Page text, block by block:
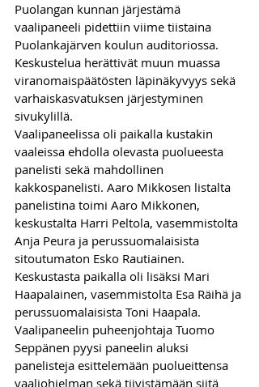
Puolangan kunnan järjestämä
vaalipaneeli pidettiin viime tiistaina
Puolankajärven koulun auditoriossa.
Keskustelua herättivät muun muassa
viranomaispäätösten läpinäkyvyys sekä
varhaiskasvatuksen järjestyminen
sivukylillä.
Vaalipaneelissa oli paikalla kustakin
vaaleissa ehdolla olevasta puolueesta
panelisti sekä mahdollinen
kakkospanelisti. Aaro Mikkosen listalta
panelistina toimi Aaro Mikkonen,
keskustalta Harri Peltola, vasemmistolta
Anja Peura ja perussuomalaisista
sitoutumaton Esko Rautiainen.
Keskustasta paikalla oli lisäksi Mari
Haapalainen, vasemmistolta Esa Räihä ja
perussuomalaisista Toni Haapala.
Vaalipaneelin puheenjohtaja Tuomo
Seppänen pyysi paneelin aluksi
panelisteja esittelemään puolueittensa
vaaliohjelman sekä tiivistämään siitä